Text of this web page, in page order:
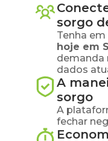
sorgo
Tenha
hoje em
demanda
dados
A
sorgo
A
fechar